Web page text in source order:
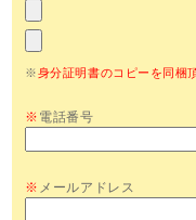
※身分証明書のコピーを同梱
※ 電話番号
※ メールアドレス